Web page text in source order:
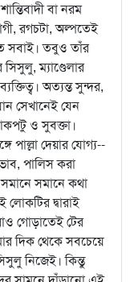
বা নরম
রগচটা, অল্পতেই
সবাই। তবুও তাঁর
ম্যাণ্ডেলার
অত্যন্ত সুন্দর,
সেখানেই যেন
ও সুবক্তা।
পাল্লা দেয়ার যোগ্য--
পালিস করা
সমানে কথা
দ্বারাই
গোড়াতেই টের
দিক থেকে সবচেয়ে
নিজেই। কিন্তু